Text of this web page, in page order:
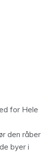
for Hele
den råber
byer i